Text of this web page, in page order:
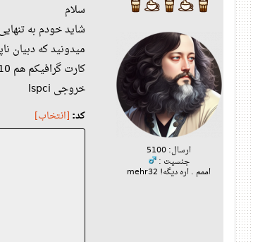
ارسال: 5100
جنسیت :
اممم . اره دیگه! mehr32
سلام
شاید خودم به
میدونید که دبیان
کارت گرافیکم هم nvidia geforce 210
خروجی lspci
کد: [انتخاب]